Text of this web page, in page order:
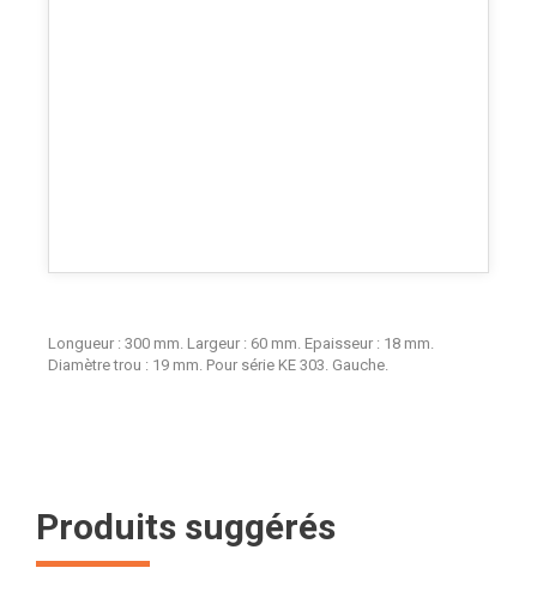
Longueur : 300 mm. Largeur : 60 mm. Epaisseur : 18 mm.
Diamètre trou : 19 mm. Pour série KE 303. Gauche.
Produits suggérés